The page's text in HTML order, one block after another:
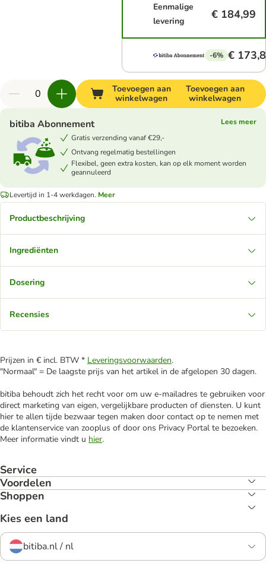
Eenmalige
levering
€ 184,99
-6% €
Toevoegen aan
winkelwagen
Toevoegen aan
winkelwagen
bitiba Abonnement
Lees meer
Gratis verzending vanaf €29,-
Ontvang regelmatig bestellingen
Flexibel, geen extra kosten, kan op elk moment worden
geannuleerd
Levertijd in 1-4 werkdagen. Meer
Productbeschrijving
Ingrediënten
Dosering
Recensies
Prijzen in € incl. BTW * Leveringsvoorwaarden.
"Normaal" = De laagste prijs van het artikel in de afgelopen 30 dagen.
bitiba behoudt zich het recht voor om uw e-mailadres te gebruiken voor
direct marketing van eigen, vergelijkbare producten of diensten. U kunt
hier te allen tijde bezwaar tegen maken door contact op te nemen met
de klantenservice van zooplus of door ons Privacy Portal te bezoeken.
Meer informatie vindt u hier.
Service
Voordelen
Shoppen
Kies een land
bitiba.nl / nl